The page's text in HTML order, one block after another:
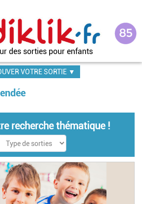
des sorties pour enfants
VOTRE SORTIE ▼
recherche thématique !